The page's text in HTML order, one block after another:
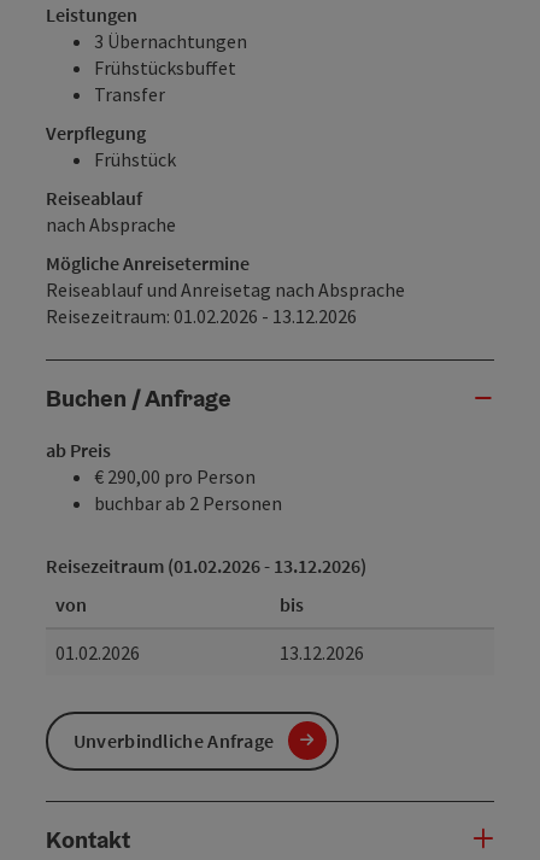
Leistungen
3 Übernachtungen
Frühstücksbuffet
Transfer
Verpflegung
Frühstück
Reiseablauf
nach Absprache
Mögliche Anreisetermine
Reiseablauf und Anreisetag nach Absprache
Reisezeitraum: 01.02.2026 - 13.12.2026
Buchen / Anfrage
ab Preis
€ 290,00 pro Person
buchbar ab 2 Personen
Reisezeitraum (01.02.2026 - 13.12.2026)
von
bis
01.02.2026
13.12.2026
Unverbindliche Anfrage
Kontakt